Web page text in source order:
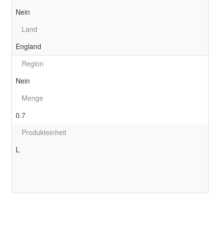
Nein
Land
England
Region
Nein
Menge
0.7
Produkteinheit
L